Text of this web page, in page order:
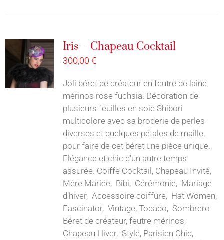
Iris – Chapeau Cocktail
300,00 €
Joli béret de créateur en feutre de laine
mérinos rose fuchsia. Décoration de
plusieurs feuilles en soie Shibori
multicolore avec sa broderie de perles
diverses et quelques pétales de maille,
pour faire de cet béret une pièce unique.
Elégance et chic d'un autre temps
assurée. Coiffe Cocktail, Chapeau Invité,
Mère Mariée, Bibi, Cérémonie, Mariage
d’hiver, Accessoire coiffure, Hat Women,
Fascinator, Vintage, Tocado, Sombrero
Béret de créateur, feutre mérinos,
Chapeau Hiver, Stylé, Parisien Chic,